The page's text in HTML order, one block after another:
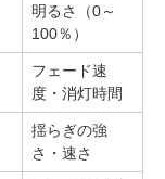
明るさ（0～
100％）
フェード速
度・消灯時間
揺らぎの強
さ・速さ